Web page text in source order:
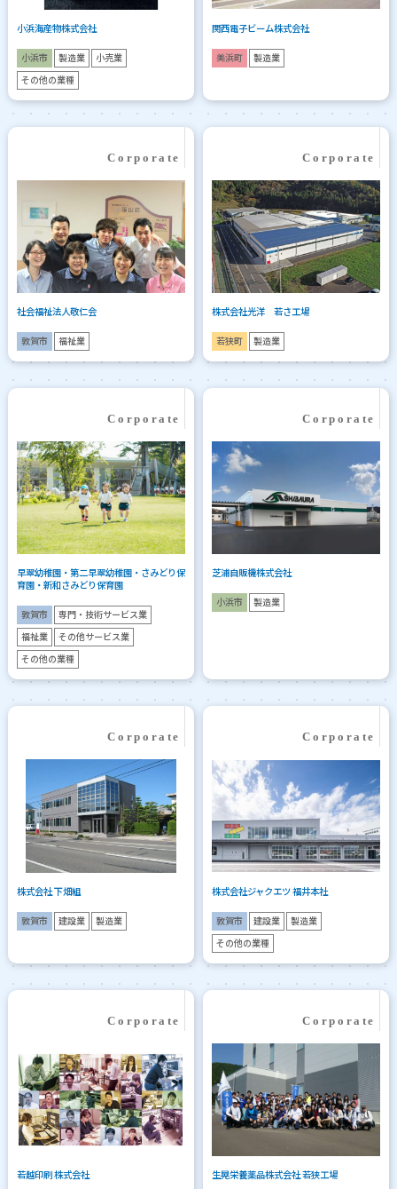
小浜海産物株式会社
小浜市 製造業 小売業
その他の業種
関西電子ビーム株式会社
美浜町 製造業
社会福祉法人敬仁会
敦賀市 福祉業
株式会社光洋 若さ工場
若狭町 製造業
早翠幼稚園・第二早翠幼稚園・さみどり保
育園・新和さみどり保育園
敦賀市 専門・技術サービス業
福祉業 その他サービス業
その他の業種
芝浦自販機株式会社
小浜市 製造業
株式会社 下畑組
敦賀市 建設業 製造業
株式会社ジャクエツ 福井本社
敦賀市 建設業 製造業
その他の業種
若越印刷 株式会社 生晃栄養薬品株式会社 若狭工場